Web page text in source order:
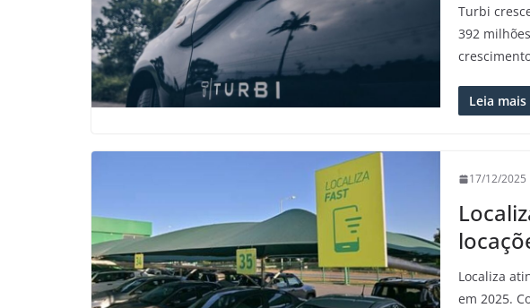
Turbi
392
Leia mais
17/12/2025
Localiza
em 2025.